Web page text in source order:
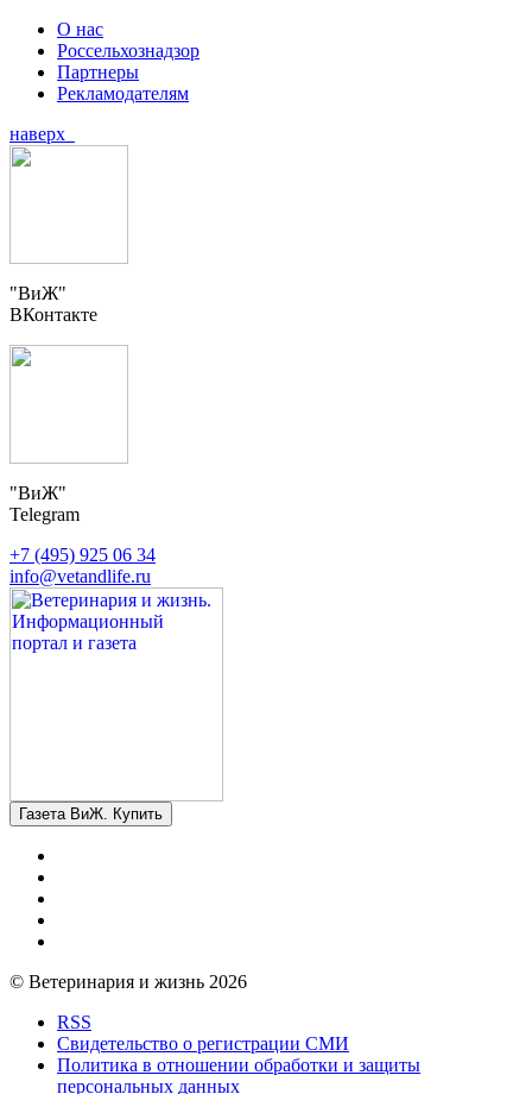
О нас
Россельхознадзор
Партнеры
Рекламодателям
наверх
"ВиЖ"
ВКонтакте
"ВиЖ"
Telegram
+7 (495) 925 06 34
info@vetandlife.ru
Газета ВиЖ. Купить
© Ветеринария и жизнь 2026
RSS
Свидетельство о регистрации СМИ
Политика в отношении обработки и защиты
персональных данных